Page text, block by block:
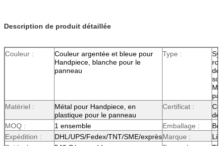
Description de produit détaillée
Couleur :
Couleur argentée et bleue pour
Handpiece, blanche pour le
panneau
Type :
de
Matériel :
Métal pour Handpiece, en
plastique pour le panneau
Certificat :
de
MOQ :
1 ensemble Emballage :
Expédition :
DHL/UPS/Fedex/TNT/SME/exprèsMarque :